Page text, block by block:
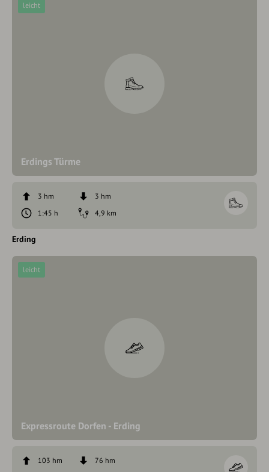
Erdings Türme
leicht
3 hm
3 hm
1:45 h
4,9 km
Erding
Expressroute Dorfen - Erding
leicht
103 hm
76 hm